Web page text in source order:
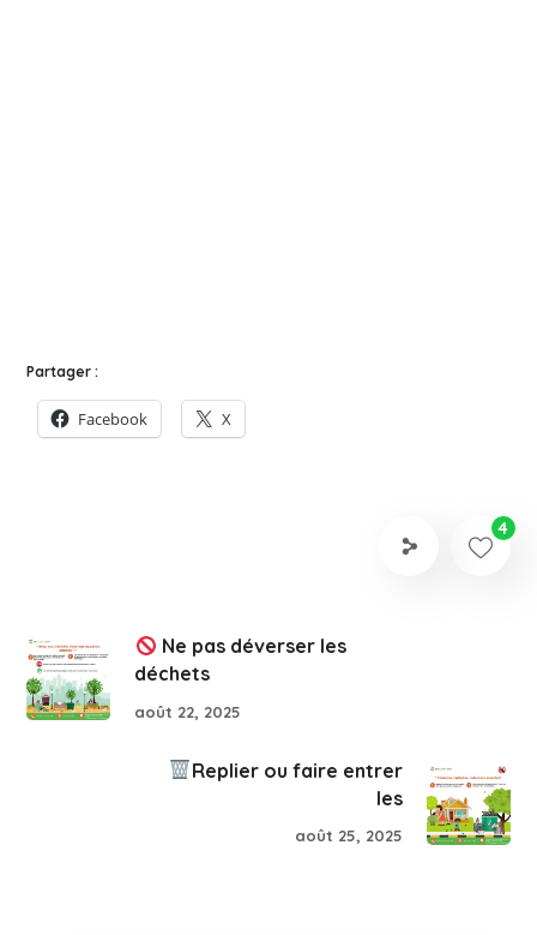
Partager :
Facebook X
4
Ne pas déverser les
déchets
août 22, 2025
Replier ou faire entrer
les
août 25, 2025